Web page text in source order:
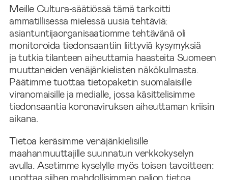
Meille Cultura‑säätiössä tämä tarkoitti
ammatillisessa mielessä uusia tehtäviä:
asiantuntijaorganisaatiomme tehtävänä oli
monitoroida tiedonsaantiin liittyviä kysymyksiä
ja tutkia tilanteen aiheuttamia haasteita Suomeen
muuttaneiden venäjänkielisten näkökulmasta.
Päätimme tuottaa tietopaketin suomalaisille
viranomaisille ja medialle, jossa käsittelisimme
tiedonsaantia koronaviruksen aiheuttaman kriisin
aikana.
Tietoa keräsimme venäjänkielisille
maahanmuuttajille suunnatun verkkokyselyn
avulla. Asetimme kyselylle myös toisen tavoitteen:
upottaa siihen mahdollisimman paljon tietoa